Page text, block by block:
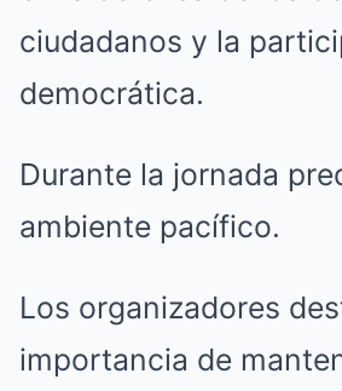
ciudadanos y la
democrática.
Durante la jornada
ambiente pacífico.
Los organizadores
importancia de